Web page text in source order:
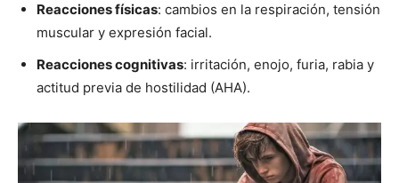
Reacciones físicas: cambios en la respiración, tensión
muscular y expresión facial.
Reacciones cognitivas: irritación, enojo, furia, rabia y
actitud previa de hostilidad (AHA).